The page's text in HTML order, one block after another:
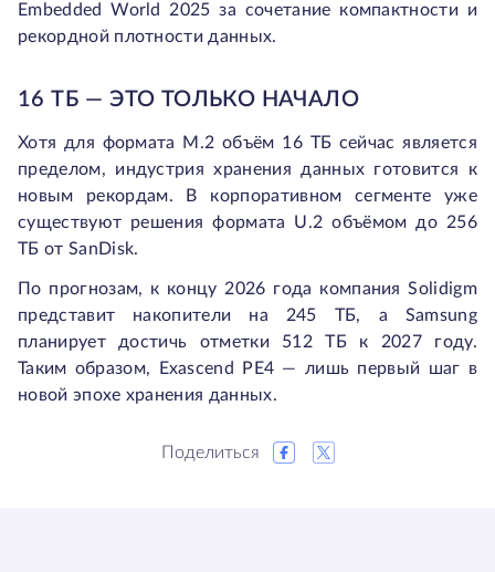
Embedded World 2025 за сочетание компактности и
рекордной плотности данных.
16 ТБ — ЭТО ТОЛЬКО НАЧАЛО
Хотя для формата M.2 объём 16 ТБ сейчас является
пределом, индустрия хранения данных готовится к
новым рекордам. В корпоративном сегменте уже
существуют решения формата U.2 объёмом до 256
ТБ от SanDisk.
По прогнозам, к концу 2026 года компания Solidigm
представит накопители на 245 ТБ, а Samsung
планирует достичь отметки 512 ТБ к 2027 году.
Таким образом, Exascend PE4 — лишь первый шаг в
новой эпохе хранения данных.
Поделиться